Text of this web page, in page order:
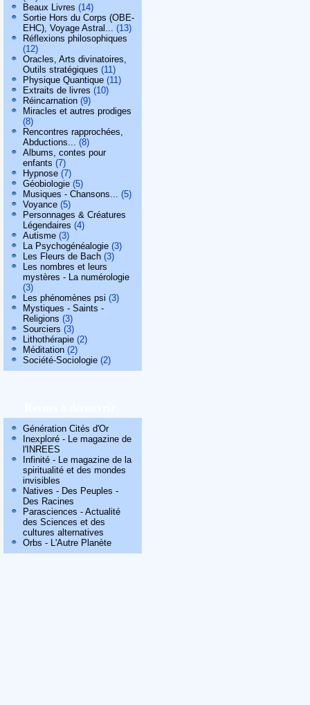
Beaux Livres (14)
Sortie Hors du Corps (OBE-
EHC), Voyage Astral... (13)
Réflexions philosophiques
(12)
Oracles, Arts divinatoires,
Outils stratégiques (11)
Physique Quantique (11)
Extraits de livres (10)
Réincarnation (9)
Miracles et autres prodiges
(8)
Rencontres rapprochées,
Abductions... (8)
Albums, contes pour
enfants (7)
Hypnose (7)
Géobiologie (5)
Musiques - Chansons... (5)
Voyance (5)
Personnages & Créatures
Légendaires (4)
Autisme (3)
La Psychogénéalogie (3)
Les Fleurs de Bach (3)
Les nombres et leurs
mystères - La numérologie
(3)
Les phénomènes psi (3)
Mystiques - Saints -
Religions (3)
Sourciers (3)
Lithothérapie (2)
Méditation (2)
Société-Sociologie (2)
Génération Cités d'Or
Inexploré - Le magazine de
l'INREES
Infinité - Le magazine de la
spiritualité et des mondes
invisibles
Natives - Des Peuples -
Des Racines
Parasciences - Actualité
des Sciences et des
cultures alternatives
Orbs - L'Autre Planète